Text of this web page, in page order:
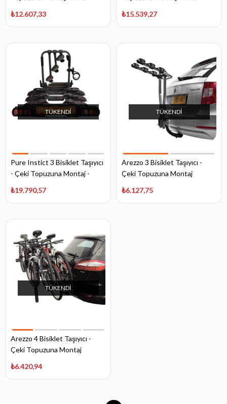
₺12.607,33 ₺15.539,27
TÜKENDI
Pure Instict 3 Bisiklet Taşıyıcı
- Çeki Topuzuna Montaj -
₺19.790,57
TÜKENDI
Arezzo 3 Bisiklet Taşıyıcı -
Çeki Topuzuna Montaj
₺6.127,75
TÜKENDI
Arezzo 4 Bisiklet Taşıyıcı -
Çeki Topuzuna Montaj
₺6.420,94